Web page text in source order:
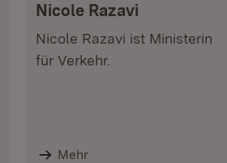
Nicole Razavi
Nicole Razavi ist Ministerin
für Verkehr.
Mehr